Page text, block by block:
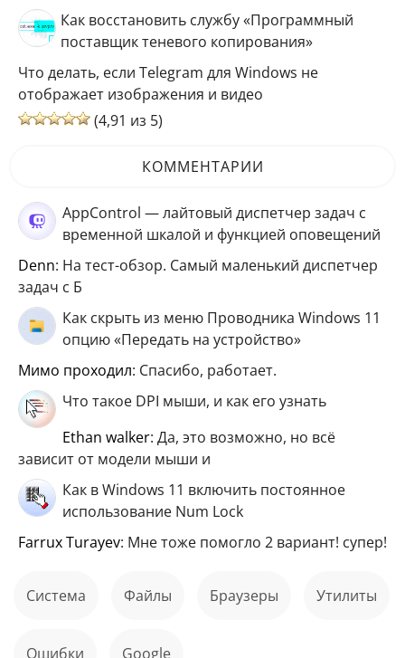
Как восстановить службу «Программный
поставщик теневого копирования»
Что делать, если Telegram для Windows не
отображает изображения и видео
(4,91 из 5)
КОММЕНТАРИИ
AppControl — лайтовый диспетчер задач с
временной шкалой и функцией оповещений
Denn: На тест-обзор. Самый маленький диспетчер
задач с Б
Как скрыть из меню Проводника Windows 11
опцию «Передать на устройство»
мимо проходил: Спасибо, работает.
Что такое DPI мыши, и как его узнать
ethan walker: Да, это возможно, но всё
зависит от модели мыши и
Как в Windows 11 включить постоянное
использование Num Lock
Farrux Turayev: Мне тоже помогло 2 вариант! супер!
Система файлы Браузеры Утилиты
ошибки Google